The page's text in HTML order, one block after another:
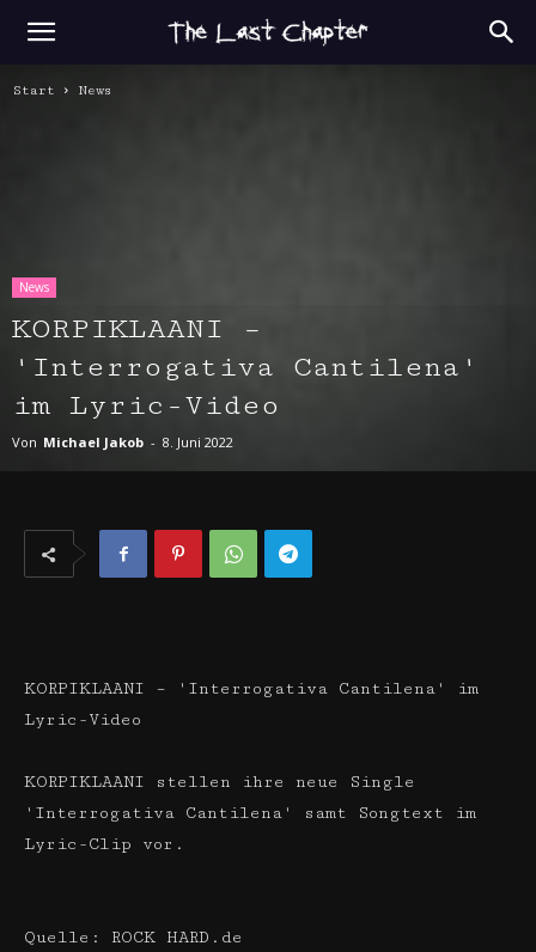
Start News
News
KORPIKLAANI –
'Interrogativa Cantilena'
im Lyric-Video
Von Michael Jakob - 8. Juni 2022
KORPIKLAANI – 'Interrogativa Cantilena' im
Lyric-Video
KORPIKLAANI stellen ihre neue Single
'Interrogativa Cantilena' samt Songtext im
Lyric-Clip vor.
Quelle: ROCK HARD.de